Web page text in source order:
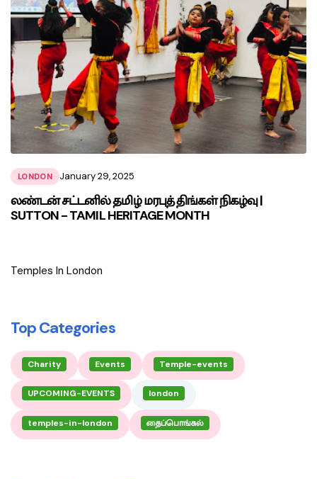
LONDON January 29, 2025
லண்டன் சட்டனில் தமிழ் மரபுத் திங்கள் நிகழ்வு |
SUTTON - TAMIL HERITAGE MONTH
Temples In London
Top Categories
Charity Events Temple-events
UPCOMING-EVENTS london
temples-in-london தைப்பொங்கல்